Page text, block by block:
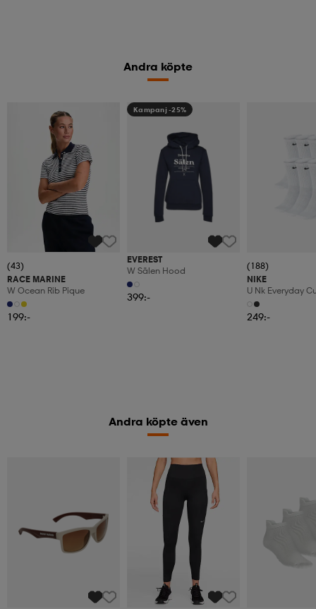
Andra köpte
(43)
RACE MARINE
W Ocean Rib Pique
199:-
Kampanj -25%
EVEREST
W Sälen Hood
399:-
(188)
NIKE
U Nk Everyday
6pr-Bd
249:-
Andra köpte även